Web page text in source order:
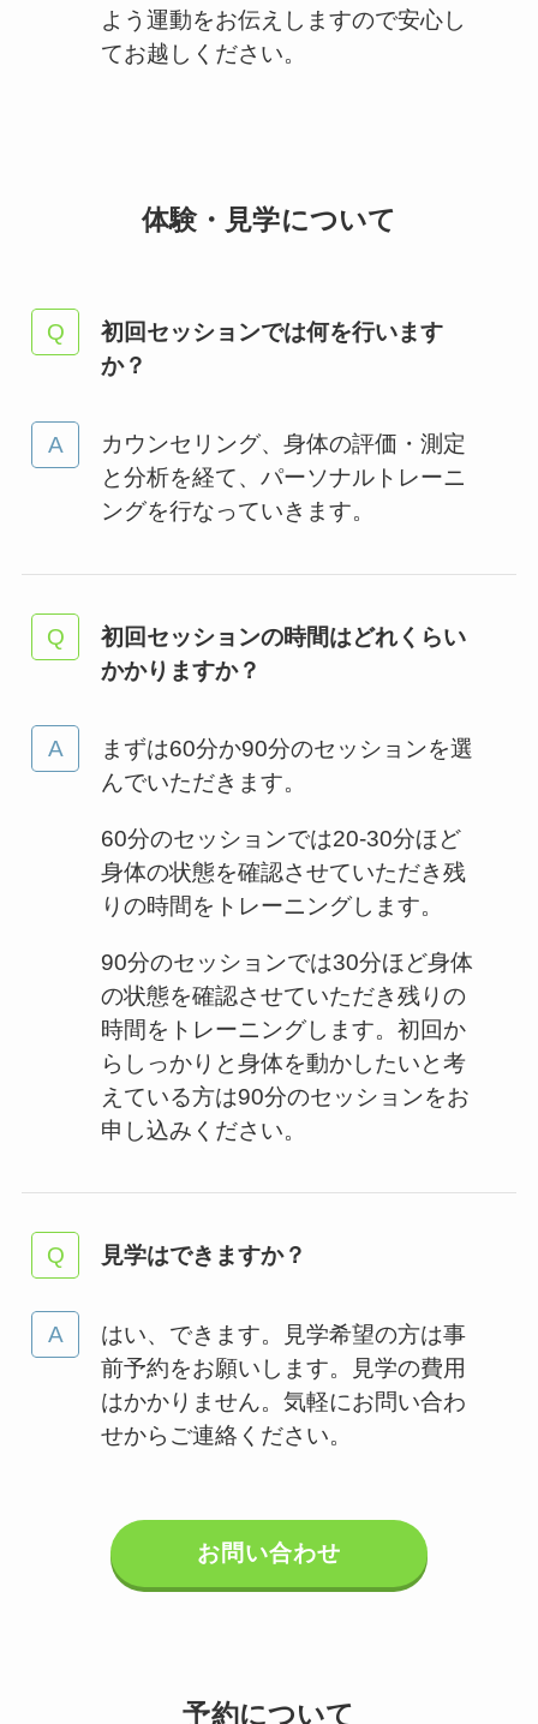
よう運動をお伝えしますので安心し
てお越しください。
体験・見学について
初回セッションでは何を行います
か？
カウンセリング、身体の評価・測定
と分析を経て、パーソナルトレーニ
ングを行なっていきます。
初回セッションの時間はどれくらい
かかりますか？
まずは60分か90分のセッションを選
んでいただきます。
60分のセッションでは20-30分ほど
身体の状態を確認させていただき残
りの時間をトレーニングします。
90分のセッションでは30分ほど身体
の状態を確認させていただき残りの
時間をトレーニングします。初回か
らしっかりと身体を動かしたいと考
えている方は90分のセッションをお
申し込みください。
見学はできますか？
はい、できます。見学希望の方は事
前予約をお願いします。見学の費用
はかかりません。気軽にお問い合わ
せからご連絡ください。
お問い合わせ
予約について